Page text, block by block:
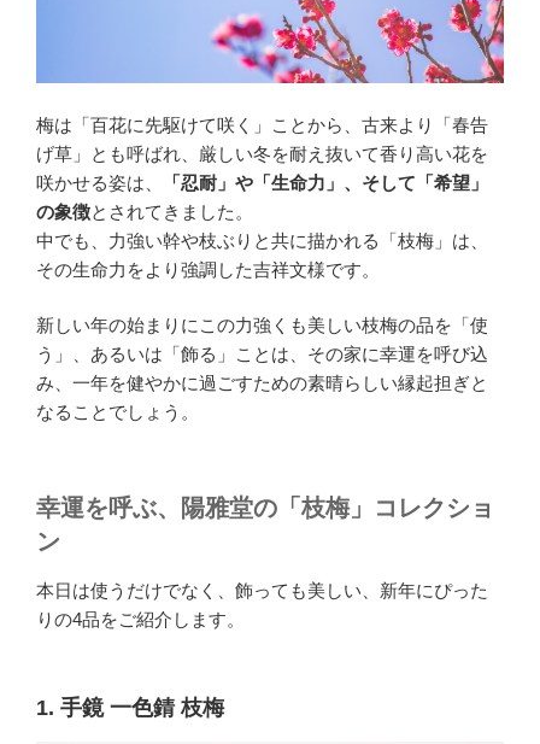
梅は「百花に先駆けて咲く」ことから、古来より「春告
げ草」とも呼ばれ、厳しい冬を耐え抜いて香り高い花を
咲かせる姿は、
「忍耐」や「生命力」、そして「希望」
の象徴とされてきました。
中でも、力強い幹や枝ぶりと共に描かれる「枝梅」は、
その生命力をより強調した吉祥文様です。
新しい年の始まりにこの力強くも美しい枝梅の品を「使
う」、あるいは「飾る」ことは、その家に幸運を呼び込
み、一年を健やかに過ごすための素晴らしい縁起担ぎと
なることでしょう。
幸運を呼ぶ、陽雅堂の「枝梅」コレクショ
ン
本日は使うだけでなく、飾っても美しい、新年にぴった
りの4品をご紹介します。
1. 手鏡 一色錆 枝梅